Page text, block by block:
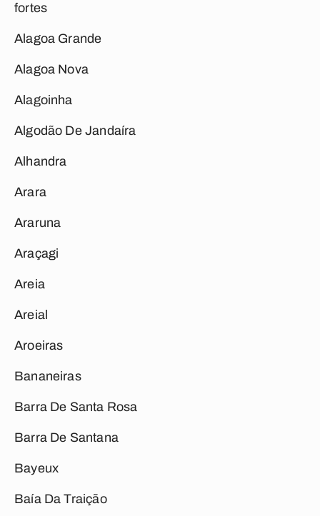
fortes
Alagoa Grande
Alagoa Nova
Alagoinha
Algodão De Jandaíra
Alhandra
Arara
Araruna
Araçagi
Areia
Areial
Aroeiras
Bananeiras
Barra De Santa Rosa
Barra De Santana
Bayeux
Baía Da Traição